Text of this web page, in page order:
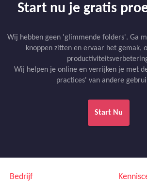
Start nu je gratis
Wij hebben geen 'glimmende folders'. Ga
knoppen zitten en ervaar het gemak,
Wij helpen je online en verrijken je met
practices' van andere
Start Nu
Bedrijf